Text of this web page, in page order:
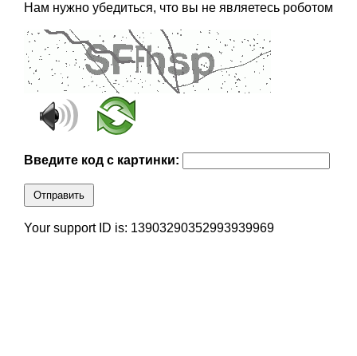
Нам нужно убедиться, что вы не являетесь роботом
Введите код с картинки:
Отправить
Your support ID is: 13903290352993939969